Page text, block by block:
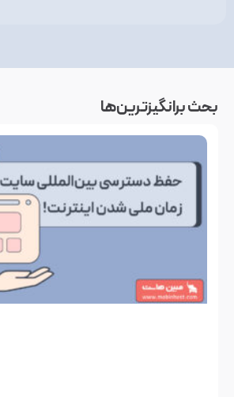
بحث‌ برانگیزترین‌ها